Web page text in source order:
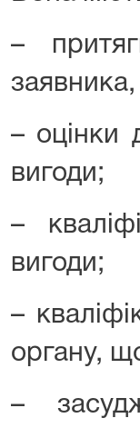
–
– оцінки
вигоди;
–
вигоди;
–
органу,
–